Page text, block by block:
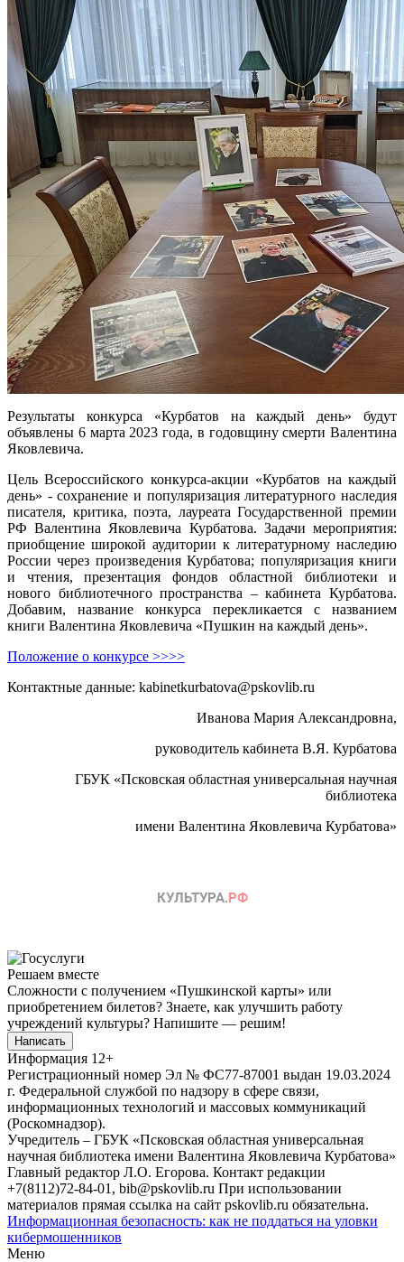
Результаты конкурса «Курбатов на каждый день» будут
объявлены 6 марта 2023 года, в годовщину смерти Валентина
Яковлевича.
Цель Всероссийского конкурса-акции «Курбатов на каждый
день» - сохранение и популяризация литературного наследия
писателя, критика, поэта, лауреата Государственной премии
РФ Валентина Яковлевича Курбатова. Задачи мероприятия:
приобщение широкой аудитории к литературному наследию
России через произведения Курбатова; популяризация книги
и чтения, презентация фондов областной библиотеки и
нового библиотечного пространства – кабинета Курбатова.
Добавим, название конкурса перекликается с названием
книги Валентина Яковлевича «Пушкин на каждый день».
Положение о конкурсе >>>>
Контактные данные: kabinetkurbatova@pskovlib.ru
Иванова Мария Александровна,
руководитель кабинета В.Я. Курбатова
ГБУК «Псковская областная универсальная научная
библиотека
имени Валентина Яковлевича Курбатова»
Решаем вместе
Сложности с получением «Пушкинской карты» или
приобретением билетов? Знаете, как улучшить работу
учреждений культуры? Напишите — решим!
Написать
Информация 12+
Регистрационный номер Эл № ФС77-87001 выдан 19.03.2024
г. Федеральной службой по надзору в сфере связи,
информационных технологий и массовых коммуникаций
(Роскомнадзор).
Учредитель – ГБУК «Псковская областная универсальная
научная библиотека имени Валентина Яковлевича Курбатова»
Главный редактор Л.О. Егорова. Контакт редакции
+7(8112)72-84-01, bib@pskovlib.ru При использовании
материалов прямая ссылка на сайт pskovlib.ru обязательна.
Информационная безопасность: как не поддаться на уловки
кибермошенников
Меню